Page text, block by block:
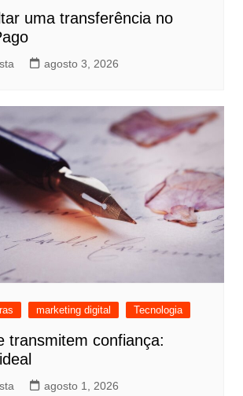
uma transferência no
agosto 3, 2026
marketing digital Tecnologia
transmitem confiança:
agosto 1, 2026